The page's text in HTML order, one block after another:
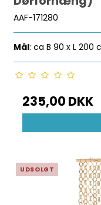
AAF-171280
Mål: ca B 90 x L 200
235,00 DKK
UDSOLGT